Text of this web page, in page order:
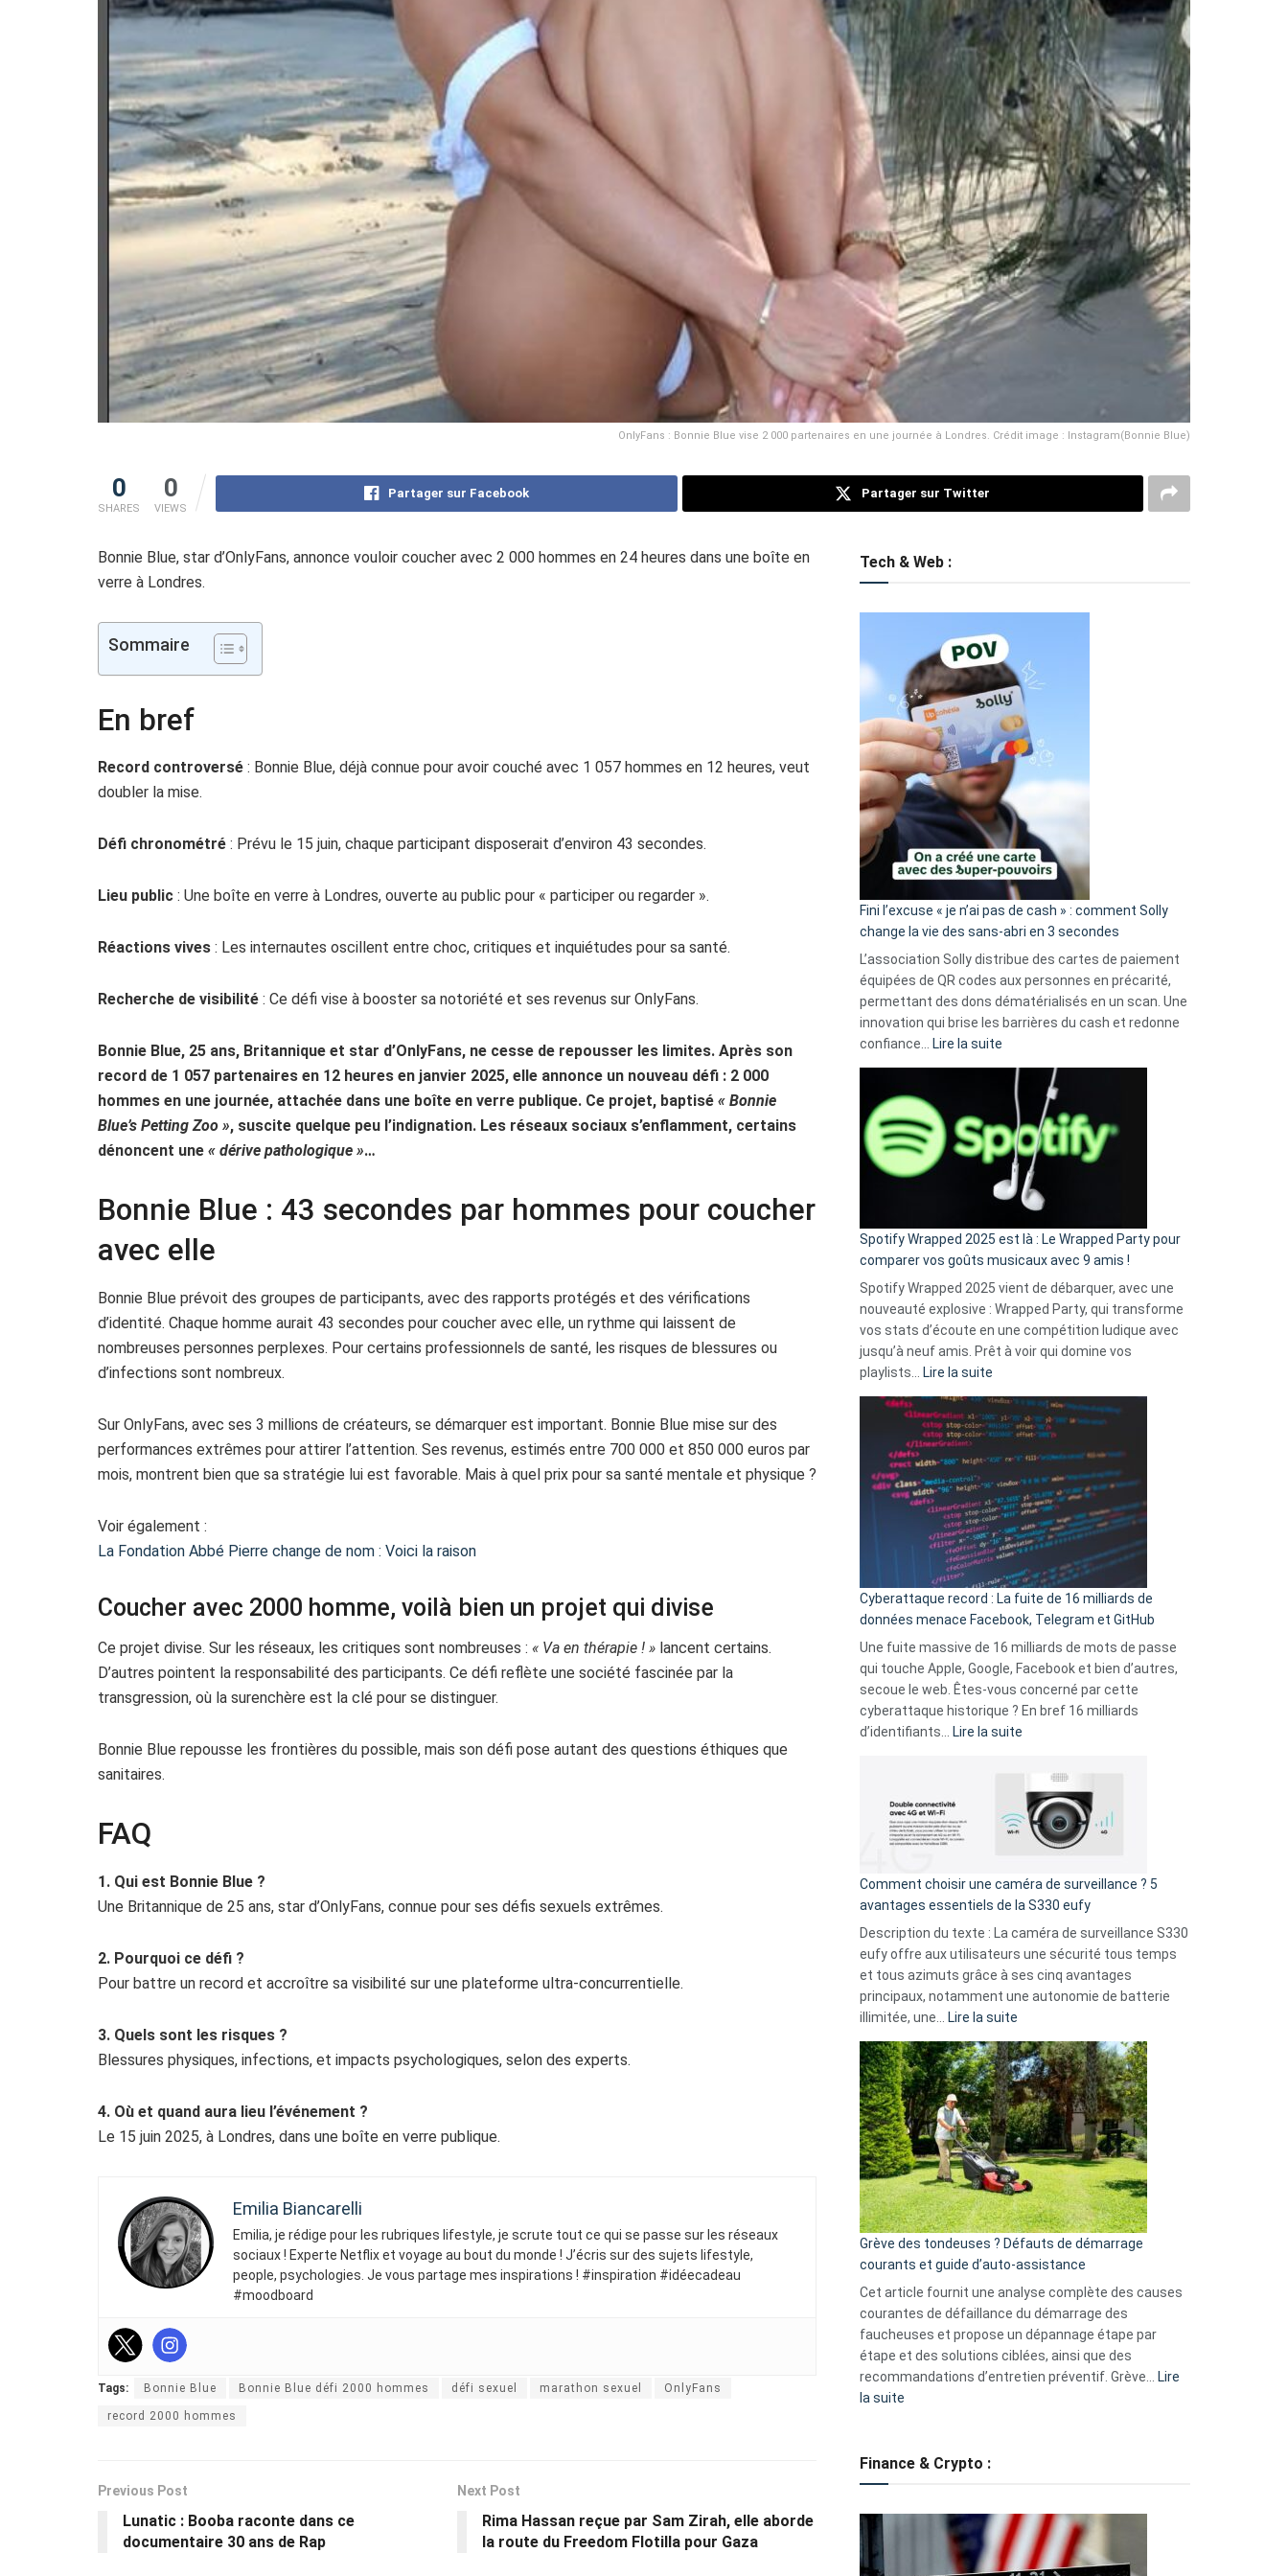
OnlyFans : Bonnie Blue vise 2 000 partenaires en une journée à Londres. Crédit image : Instagram(Bonnie Blue)
0
SHARES
0
VIEWS
Partager sur Facebook Partager sur Twitter
Bonnie Blue, star d’OnlyFans, annonce vouloir coucher avec 2 000 hommes en 24 heures dans une boîte en
verre à Londres.
Sommaire
En bref
Record controversé : Bonnie Blue, déjà connue pour avoir couché avec 1 057 hommes en 12 heures, veut
doubler la mise.
Défi chronométré : Prévu le 15 juin, chaque participant disposerait d’environ 43 secondes.
Lieu public : Une boîte en verre à Londres, ouverte au public pour « participer ou regarder ».
Réactions vives : Les internautes oscillent entre choc, critiques et inquiétudes pour sa santé.
Recherche de visibilité : Ce défi vise à booster sa notoriété et ses revenus sur OnlyFans.
Bonnie Blue, 25 ans, Britannique et star d’OnlyFans, ne cesse de repousser les limites. Après son
record de 1 057 partenaires en 12 heures en janvier 2025, elle annonce un nouveau défi : 2 000
hommes en une journée, attachée dans une boîte en verre publique. Ce projet, baptisé « Bonnie
Blue’s Petting Zoo », suscite quelque peu l’indignation. Les réseaux sociaux s’enflamment, certains
dénoncent une « dérive pathologique »…
Bonnie Blue : 43 secondes par hommes pour coucher
avec elle
Bonnie Blue prévoit des groupes de participants, avec des rapports protégés et des vérifications
d’identité. Chaque homme aurait 43 secondes pour coucher avec elle, un rythme qui laissent de
nombreuses personnes perplexes. Pour certains professionnels de santé, les risques de blessures ou
d’infections sont nombreux.
Sur OnlyFans, avec ses 3 millions de créateurs, se démarquer est important. Bonnie Blue mise sur des
performances extrêmes pour attirer l’attention. Ses revenus, estimés entre 700 000 et 850 000 euros par
mois, montrent bien que sa stratégie lui est favorable. Mais à quel prix pour sa santé mentale et physique ?
Voir également :
La Fondation Abbé Pierre change de nom : Voici la raison
Coucher avec 2000 homme, voilà bien un projet qui divise
Ce projet divise. Sur les réseaux, les critiques sont nombreuses : « Va en thérapie ! » lancent certains.
D’autres pointent la responsabilité des participants. Ce défi reflète une société fascinée par la
transgression, où la surenchère est la clé pour se distinguer.
Bonnie Blue repousse les frontières du possible, mais son défi pose autant des questions éthiques que
sanitaires.
FAQ
1. Qui est Bonnie Blue ?
Une Britannique de 25 ans, star d’OnlyFans, connue pour ses défis sexuels extrêmes.
2. Pourquoi ce défi ?
Pour battre un record et accroître sa visibilité sur une plateforme ultra-concurrentielle.
3. Quels sont les risques ?
Blessures physiques, infections, et impacts psychologiques, selon des experts.
4. Où et quand aura lieu l’événement ?
Le 15 juin 2025, à Londres, dans une boîte en verre publique.
Emilia Biancarelli
Emilia, je rédige pour les rubriques lifestyle, je scrute tout ce qui se passe sur les réseaux
sociaux ! Experte Netflix et voyage au bout du monde ! J’écris sur des sujets lifestyle,
people, psychologies. Je vous partage mes inspirations ! #inspiration #idéecadeau
#moodboard
Tags: Bonnie Blue Bonnie Blue défi 2000 hommes défi sexuel marathon sexuel OnlyFans
record 2000 hommes
Previous Post
Lunatic : Booba raconte dans ce
documentaire 30 ans de Rap
Next Post
Rima Hassan reçue par Sam Zirah, elle aborde
la route du Freedom Flotilla pour Gaza
Tech & Web :
Fini l’excuse « je n’ai pas de cash » : comment Solly
change la vie des sans-abri en 3 secondes
L’association Solly distribue des cartes de paiement
équipées de QR codes aux personnes en précarité,
permettant des dons dématérialisés en un scan. Une
innovation qui brise les barrières du cash et redonne
confiance…
Lire la suite
l’excuse
je
n’ai
pas
de
cash
»
Solly
change
la
vie
sans-
abri
en
3
secondes
Spotify Wrapped 2025 est là : Le Wrapped Party pour
comparer vos goûts musicaux avec 9 amis !
Spotify Wrapped 2025 vient de débarquer, avec une
nouveauté explosive : Wrapped Party, qui transforme
vos stats d’écoute en une compétition ludique avec
jusqu’à neuf amis. Prêt à voir qui domine vos
playlists…
Lire la suite
Wrapped
2025
est
:
Le
Wrapped
Party
pour
comparer
vos
goûts
musicaux
avec
9
amis
Cyberattaque record : La fuite de 16 milliards de
données menace Facebook, Telegram et GitHub
Une fuite massive de 16 milliards de mots de passe
qui touche Apple, Google, Facebook et bien d’autres,
secoue le web. Êtes-vous concerné par cette
cyberattaque historique ? En bref 16 milliards
d’identifiants…
Lire la suite
record
La
fuite
16
milliards
données
menace
Facebook,
Telegram
GitHub
Comment choisir une caméra de surveillance ? 5
avantages essentiels de la S330 eufy
Description du texte : La caméra de surveillance S330
eufy offre aux utilisateurs une sécurité tous temps
et tous azimuts grâce à ses cinq avantages
principaux, notamment une autonomie de batterie
illimitée, une…
Lire la suite
choisir
une
caméra
de
surveillance
?
5
avantages
essentiels
de
la
S330
eufy
Grève des tondeuses ? Défauts de démarrage
courants et guide d’auto-assistance
Cet article fournit une analyse complète des causes
courantes de défaillance du démarrage des
faucheuses et propose un dépannage étape par
étape et des solutions ciblées, ainsi que des
recommandations d’entretien préventif. Grève…
Lire
la suite
tondeuses
démarrage
courants
Finance & Crypto :